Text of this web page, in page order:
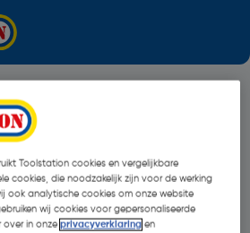
Toolstation cookies en vergelijkbare
cookies, die noodzakelijk zijn voor de werking
ook analytische cookies om onze website
wij cookies voor gepersonaliseerde
over in onzeprivacyverklaring en